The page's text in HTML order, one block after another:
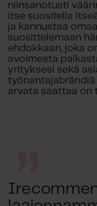
niinsanotusti
itse suositella
ja kannustaa
suosittelemaan
ehdokkaan, joka
avoimesta
yrityksesi sekä
työnantajabrändiä
arvata saattaa on